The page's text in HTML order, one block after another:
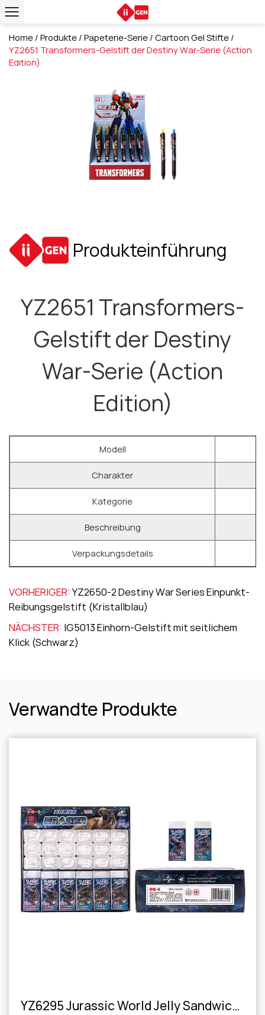
Home / Produkte / Papeterie-Serie / Cartoon Gel Stifte /
YZ2651 Transformers-Gelstift der Destiny War-Serie (Action
Edition)
Produkteinführung
YZ2651 Transformers-
Gelstift der Destiny
War-Serie (Action
Edition)
Modell
Charakter
Kategorie
Beschreibung
Verpackungsdetails
VORHERIGER: YZ2650-2 Destiny War Series Einpunkt-
Reibungsgelstift (Kristallblau)
NÄCHSTER: IG5013 Einhorn-Gelstift mit seitlichem
Klick (Schwarz)
Verwandte Produkte
YZ6295 Jurassic World Jelly Sandwich Radiergummi